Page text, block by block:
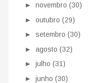
► novembro (30)
► outubro (29)
► setembro (30)
► agosto (32)
► julho (31)
► junho (30)